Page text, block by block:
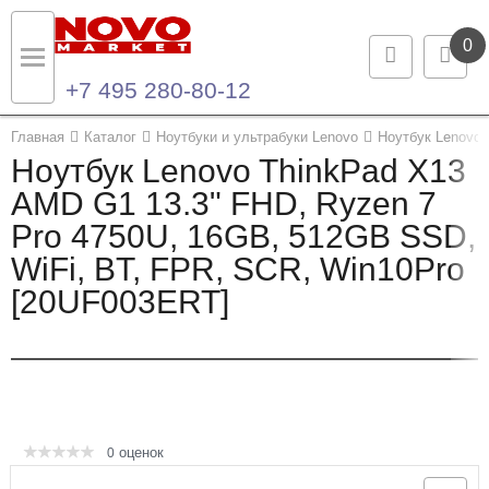
0
+7 495 280-80-12
Главная Каталог Ноутбуки и ультрабуки Lenovo Ноутбук
Ноутбук Lenovo ThinkPad X13
AMD G1 13.3" FHD, Ryzen 7
Pro 4750U, 16GB, 512GB SSD,
WiFi, BT, FPR, SCR, Win10Pro
[20UF003ERT]
0 оценок
Назад
Каталог продукции
Ноутбуки и ультрабуки
Компьютеры
Назад
Контакты
Контактная информация